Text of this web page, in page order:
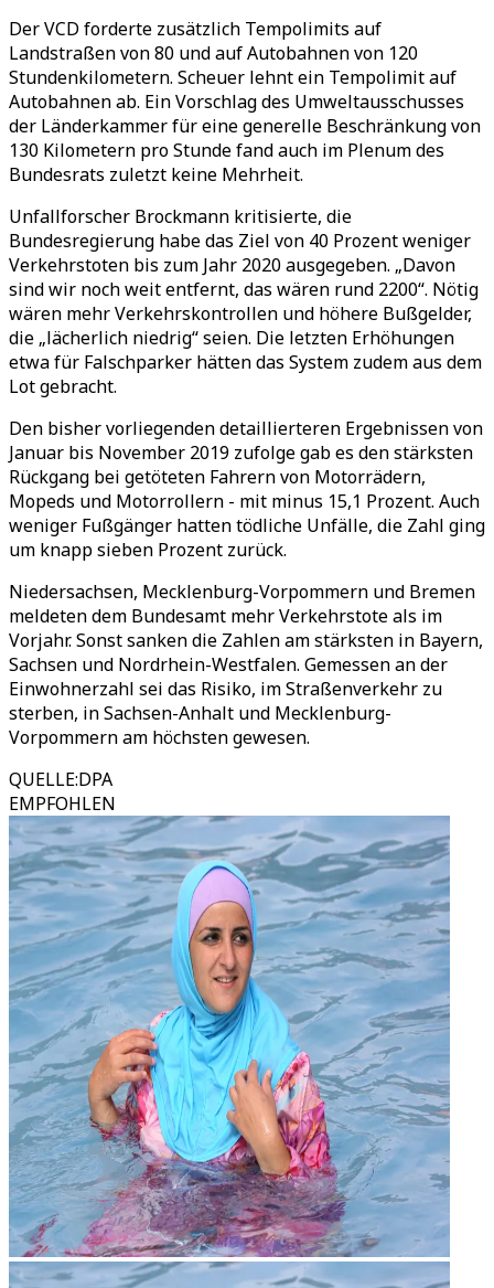
Der VCD forderte zusätzlich Tempolimits auf
Landstraßen von 80 und auf Autobahnen von 120
Stundenkilometern. Scheuer lehnt ein Tempolimit auf
Autobahnen ab. Ein Vorschlag des Umweltausschusses
der Länderkammer für eine generelle Beschränkung von
130 Kilometern pro Stunde fand auch im Plenum des
Bundesrats zuletzt keine Mehrheit.
Unfallforscher Brockmann kritisierte, die
Bundesregierung habe das Ziel von 40 Prozent weniger
Verkehrstoten bis zum Jahr 2020 ausgegeben. „Davon
sind wir noch weit entfernt, das wären rund 2200“. Nötig
wären mehr Verkehrskontrollen und höhere Bußgelder,
die „lächerlich niedrig“ seien. Die letzten Erhöhungen
etwa für Falschparker hätten das System zudem aus dem
Lot gebracht.
Den bisher vorliegenden detaillierteren Ergebnissen von
Januar bis November 2019 zufolge gab es den stärksten
Rückgang bei getöteten Fahrern von Motorrädern,
Mopeds und Motorrollern - mit minus 15,1 Prozent. Auch
weniger Fußgänger hatten tödliche Unfälle, die Zahl ging
um knapp sieben Prozent zurück.
Niedersachsen, Mecklenburg-Vorpommern und Bremen
meldeten dem Bundesamt mehr Verkehrstote als im
Vorjahr. Sonst sanken die Zahlen am stärksten in Bayern,
Sachsen und Nordrhein-Westfalen. Gemessen an der
Einwohnerzahl sei das Risiko, im Straßenverkehr zu
sterben, in Sachsen-Anhalt und Mecklenburg-
Vorpommern am höchsten gewesen.
QUELLE:DPA
EMPFOHLEN